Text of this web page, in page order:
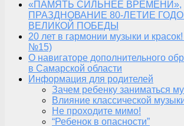
«ПАМЯТЬ СИЛЬНЕЕ ВРЕМЕНИ»,
ПРАЗДНОВАНИЕ 80-ЛЕТИЕ
ВЕЛИКОЙ ПОБЕДЫ
20 лет в гармонии музыки и
№15)
О навигаторе дополнительного
в Самарской области
Информация для родителей
Зачем ребенку заниматься
Влияние классической
Не проходите мимо!
“Ребенок в опасности”